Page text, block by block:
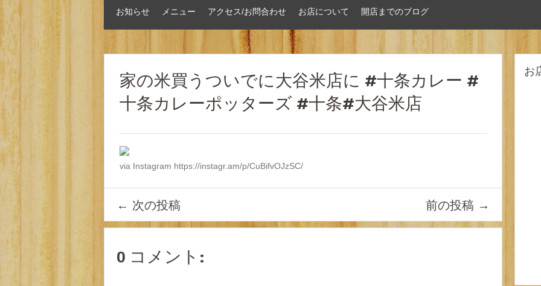
お知らせ メニュー アクセス/お問合わせ お店について 開店までのブログ
家の米買うついでに大谷米店に #十条カレー #
十条カレーポッターズ #十条#大谷米店
via Instagram https://instagr.am/p/CuBifvOJzSC/
← 次の投稿 前の投稿 →
0 コメント:
お